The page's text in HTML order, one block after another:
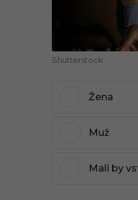
Shutterstock
Žena
Muž
Mali by